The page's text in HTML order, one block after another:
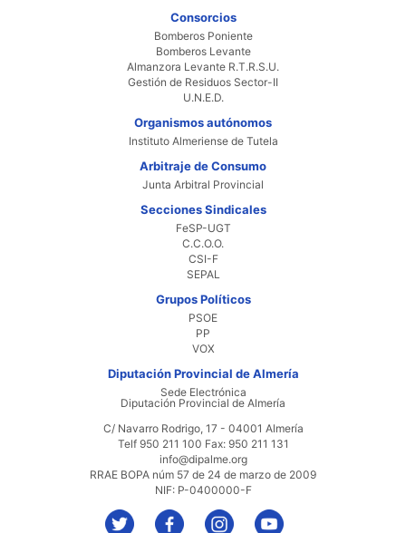
Consorcios
Bomberos Poniente
Bomberos Levante
Almanzora Levante R.T.R.S.U.
Gestión de Residuos Sector-II
U.N.E.D.
Organismos autónomos
Instituto Almeriense de Tutela
Arbitraje de Consumo
Junta Arbitral Provincial
Secciones Sindicales
FeSP-UGT
C.C.O.O.
CSI-F
SEPAL
Grupos Políticos
PSOE
PP
VOX
Diputación Provincial de Almería
Sede Electrónica
Diputación Provincial de Almería
C/ Navarro Rodrigo, 17 - 04001 Almería
Telf 950 211 100 Fax: 950 211 131
info@dipalme.org
RRAE BOPA núm 57 de 24 de marzo de 2009
NIF: P-0400000-F